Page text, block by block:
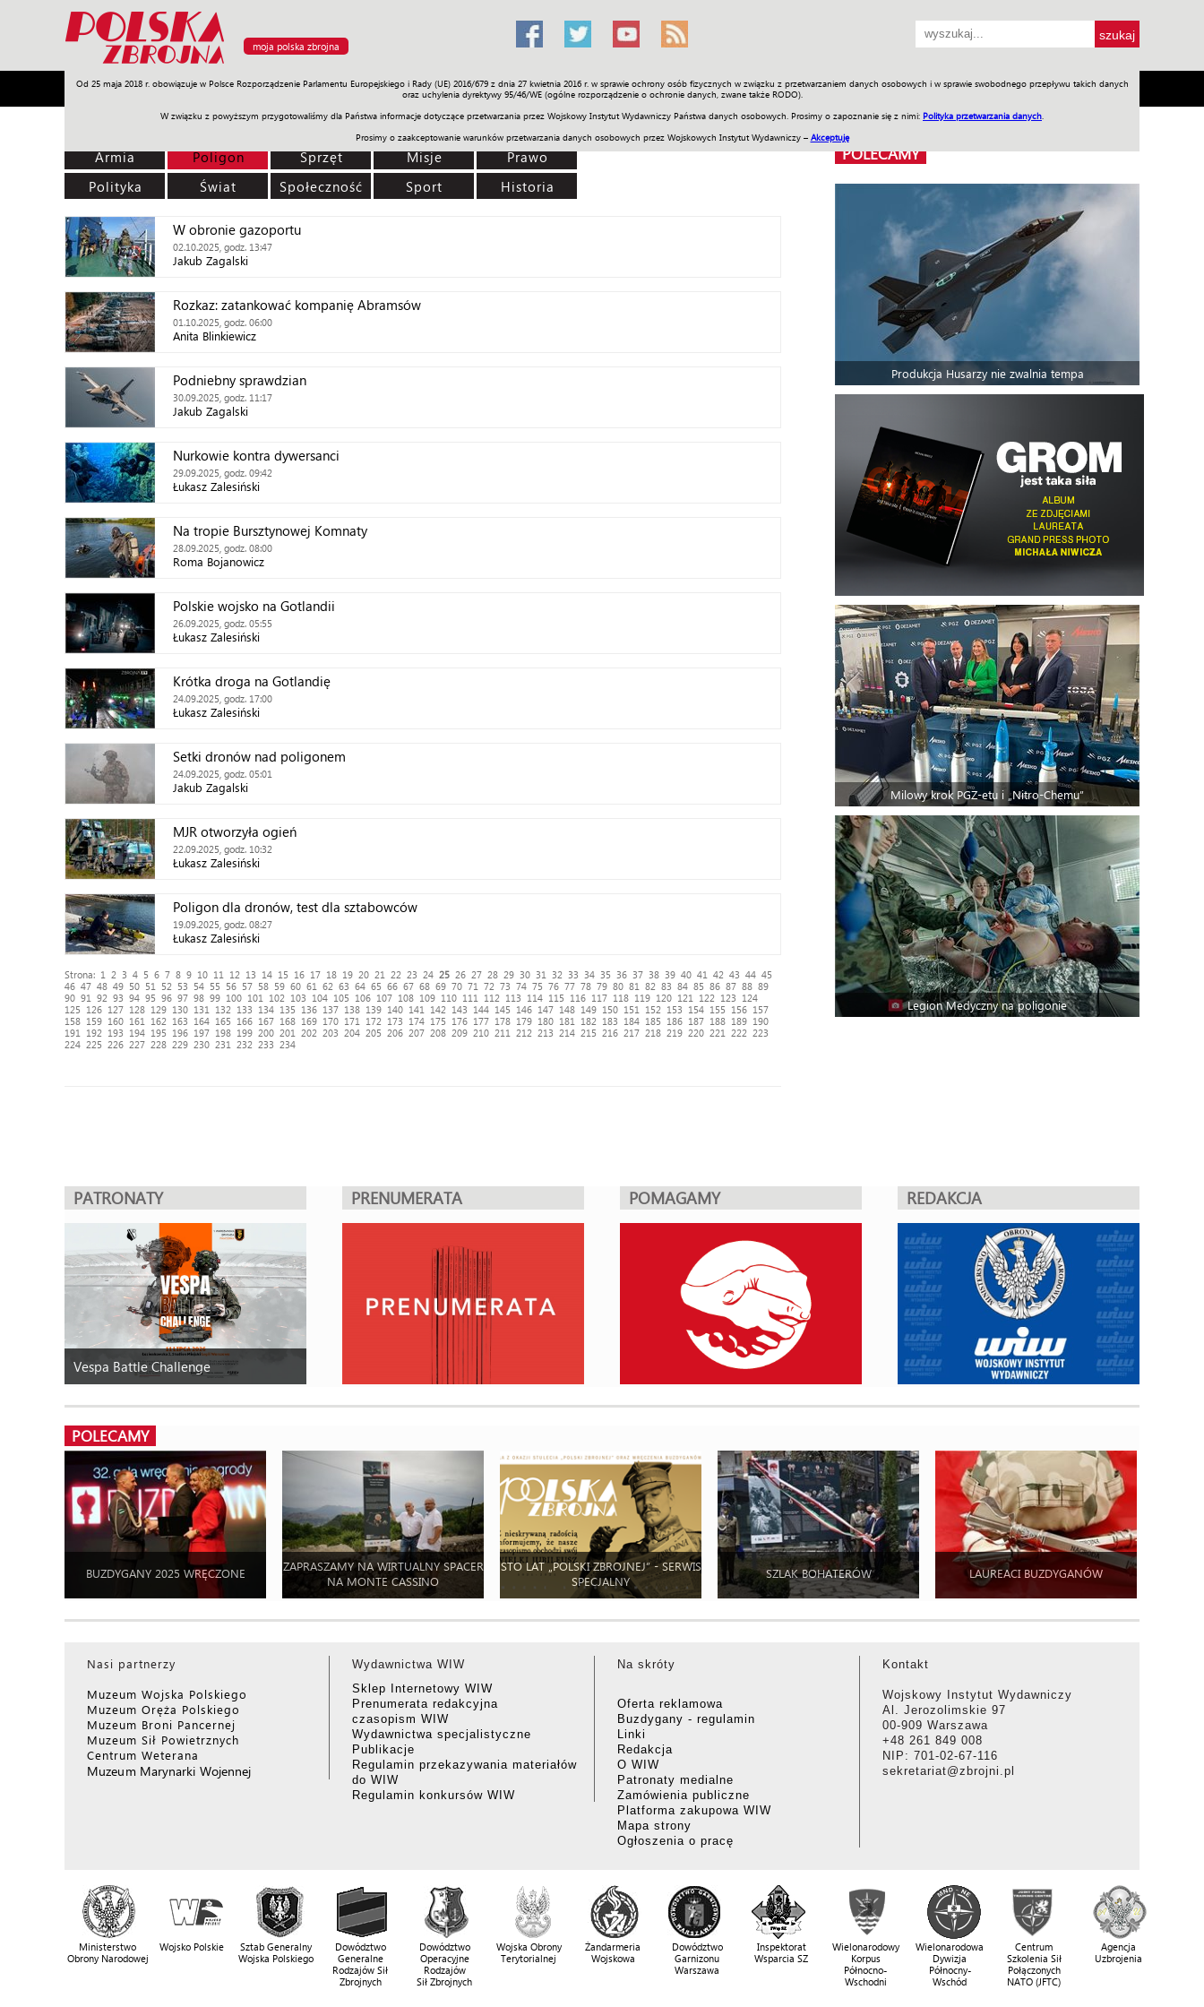
moja polska zbrojna
Od 25 maja 2018 r. obowiązuje w Polsce Rozporządzenie Parlamentu Europejskiego i Rady (UE) 2016/679 z dnia 27 kwietnia 2016 r. w sprawie ochrony osób fizycznych w związku z przetwarzaniem danych osobowych i w sprawie swobodnego przepływu takich danych
oraz uchylenia dyrektywy 95/46/WE (ogólne rozporządzenie o ochronie danych, zwane także RODO).
W związku z powyższym przygotowaliśmy dla Państwa informacje dotyczące przetwarzania przez Wojskowy Instytut Wydawniczy Państwa danych osobowych. Prosimy o zapoznanie się z nimi: Polityka przetwarzania danych
Prosimy o zaakceptowanie warunków przetwarzania danych osobowych przez Wojskowych Instytut Wydawniczy – Akceptuję
Armia Poligon Sprzęt Misje Polityka Prawo Świat Społeczność Sport Historia Galerie Wideo ENGLISH SKLEP Jednodniówki Praca w WIW
Armia Poligon Sprzęt Misje
Prawo
Polityka
Świat Społeczność Sport Historia
W obronie gazoportu
02.10.2025, godz. 13:47
Jakub Zagalski
Rozkaz: zatankować kompanię Abramsów
01.10.2025, godz. 06:00
Anita Blinkiewicz
Podniebny sprawdzian
30.09.2025, godz. 11:17
Jakub Zagalski
Nurkowie kontra dywersanci
29.09.2025, godz. 09:42
Łukasz Zalesiński
Na tropie Bursztynowej Komnaty
28.09.2025, godz. 08:00
Roma Bojanowicz
Polskie wojsko na Gotlandii
26.09.2025, godz. 05:55
Łukasz Zalesiński
Krótka droga na Gotlandię
24.09.2025, godz. 17:00
Łukasz Zalesiński
Setki dronów nad poligonem
24.09.2025, godz. 05:01
Jakub Zagalski
MJR otworzyła ogień
22.09.2025, godz. 10:32
Łukasz Zalesiński
Poligon dla dronów, test dla sztabowców
19.09.2025, godz. 08:27
Łukasz Zalesiński
Strona: 1 2 3 4 5 6 7 8 9 10 11 12 13 14 15 16 17 18 19 20 21 22 23 24 25 26 27 28 29 30 31 32 33 34 35 36 37 38 39 40 41 42 43 44 45
46 47 48 49 50 51 52 53 54 55 56 57 58 59 60 61 62 63 64 65 66 67 68 69 70 71 72 73 74 75 76 77 78 79 80 81 82 83 84 85 86 87 88 89
90 91 92 93 94 95 96 97 98 99 100 101 102 103 104 105 106 107 108 109 110 111 112 113 114 115 116 117 118 119 120 121 122 123
124
125
126 127 128 129 130 131 132 133 134 135 136 137 138 139 140 141 142 143 144 145 146 147 148 149 150 151 152 153 154 155 156 157
158 159 160 161 162 163 164 165 166 167 168 169 170 171 172 173 174 175 176 177 178 179 180 181 182 183 184 185 186 187 188 189 190
191
192 193 194 195 196 197 198 199 200 201 202 203 204 205 206 207 208 209 210 211 212 213 214 215 216 217 218 219 220 221 222
223
224 225 226 227 228 229 230 231 232 233 234
POLECAMY
Produkcja Husarzy nie zwalnia tempa
Milowy krok PGZ-etu i „Nitro-Chemu”
Legion Medyczny na poligonie
PATRONATY
Vespa Battle Challenge
PRENUMERATA POMAGAMY REDAKCJA
POLECAMY
BUZDYGANY 2025 WRĘCZONE
ZAPRASZAMY NA WIRTUALNY SPACER
NA MONTE CASSINO
STO LAT „POLSKI ZBROJNEJ” - SERWIS
SPECJALNY
SZLAK BOHATERÓW LAUREACI BUZDYGANÓW
Nasi partnerzy
Muzeum Wojska Polskiego
Muzeum Oręża Polskiego
Muzeum Broni Pancernej
Muzeum Sił Powietrznych
Centrum Weterana
Muzeum Marynarki Wojennej
Wydawnictwa WIW
Sklep Internetowy WIW
Prenumerata redakcyjna
czasopism WIW
Wydawnictwa specjalistyczne
Publikacje
Regulamin przekazywania materiałów
do WIW
Regulamin konkursów WIW
Na skróty
Oferta reklamowa
Buzdygany - regulamin
Linki
Redakcja
O WIW
Patronaty medialne
Zamówienia publiczne
Platforma zakupowa WIW
Mapa strony
Ogłoszenia o pracę
Kontakt
Wojskowy Instytut Wydawniczy
Al. Jerozolimskie 97
00-909 Warszawa
+48 261 849 008
NIP: 701-02-67-116
sekretariat@zbrojni.pl
Ministerstwo
Obrony Narodowej
Wojsko Polskie
Sztab Generalny
Wojska Polskiego
Dowództwo
Generalne
Rodzajów Sił
Zbrojnych
Dowództwo
Operacyjne
Rodzajów
Sił Zbrojnych
Wojska Obrony
Terytorialnej
Żandarmeria
Wojskowa
Dowództwo
Garnizonu
Warszawa
Inspektorat
Wsparcia SZ
Wielonarodowy
Korpus
Północno-
Wschodni
Wielonarodowa
Dywizja
Północny-
Wschód
Centrum
Szkolenia Sił
Połączonych
NATO (JFTC)
Agencja
Uzbrojenia